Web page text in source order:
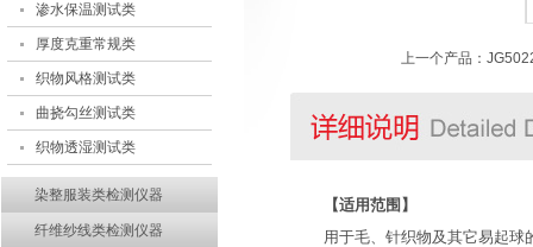
渗水保温测试类
厚度克重常规类
织物风格测试类
曲挠勾丝测试类
织物透湿测试类
染整服装类检测仪器
纤维纱线类检测仪器
上一个产品：
【适用范围】
用于毛、针织物及其它易起球